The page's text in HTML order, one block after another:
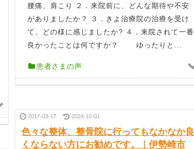
腰痛、肩こり ２．来院前に、どんな期待や不安
がありましたか？ ３．きよ治療院の治療を受け
て、どの様に感じましたか? ４．来院されて一番
良かったことは何ですか？ ゆったりと...
患者さまの声
2017-03-17 2024-10-01
色々な整体、整骨院に行ってもなかなか良
くならない方にお勧めです。｜伊勢崎市